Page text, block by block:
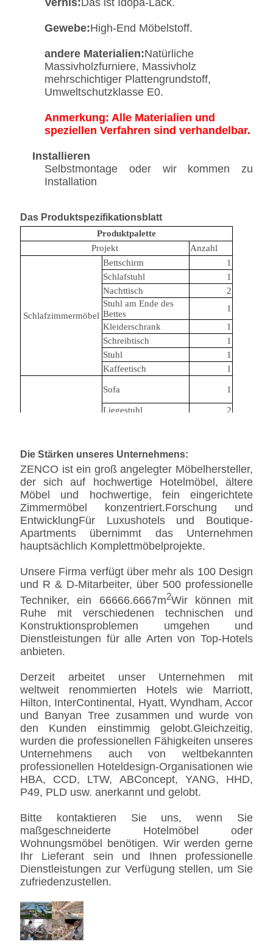
Vernis: Das ist Idopa-Lack.
Gewebe:High-End Möbelstoff.
andere Materialien:Natürliche
Massivholzfurniere, Massivholz
mehrschichtiger Plattengrundstoff,
Umweltschutzklasse E0.
Anmerkung: Alle Materialien und
speziellen Verfahren sind verhandelbar.
Installieren
Selbstmontage oder wir kommen zu
Installation
Das Produktspezifikationsblatt
Produktpalette
Projekt
Anzahl
Schlafzimmermöbel
Bettschirm
1
Schlafstuhl
1
Nachttisch
2
Stuhl am Ende des
Bettes
1
Kleiderschrank
1
Schreibtisch
1
Stuhl
1
Kaffeetisch
1
Sofa 1
Liegestuhl
2
Sitzungssitz
Kniebein
1
Kontaktieren Sie uns, wenn Sie eine Anpassung
benötigen
Die Stärken unseres Unternehmens:
ZENCO ist ein groß angelegter Möbelhersteller,
der sich auf hochwertige Hotelmöbel, ältere
Möbel und hochwertige, fein eingerichtete
Zimmermöbel konzentriert.Forschung und
EntwicklungFür Luxushotels und Boutique-
Apartments übernimmt das Unternehmen
hauptsächlich Komplettmöbelprojekte.
Unsere Firma verfügt über mehr als 100 Design
und R & D-Mitarbeiter, über 500 professionelle
Techniker, ein 66666.6667m2Wir können mit
Ruhe mit verschiedenen technischen und
Konstruktionsproblemen umgehen und
Dienstleistungen für alle Arten von Top-Hotels
anbieten.
Derzeit arbeitet unser Unternehmen mit
weltweit renommierten Hotels wie Marriott,
Hilton, InterContinental, Hyatt, Wyndham, Accor
und Banyan Tree zusammen und wurde von
den Kunden einstimmig gelobt.Gleichzeitig,
wurden die professionellen Fähigkeiten unseres
Unternehmens auch von weltbekannten
professionellen Hoteldesign-Organisationen wie
HBA, CCD, LTW, ABConcept, YANG, HHD,
P49, PLD usw. anerkannt und gelobt.
Bitte kontaktieren Sie uns, wenn Sie
maßgeschneiderte Hotelmöbel oder
Wohnungsmöbel benötigen. Wir werden gerne
Ihr Lieferant sein und Ihnen professionelle
Dienstleistungen zur Verfügung stellen, um Sie
zufriedenzustellen.